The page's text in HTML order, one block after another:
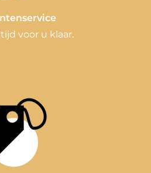
voor u klaar.